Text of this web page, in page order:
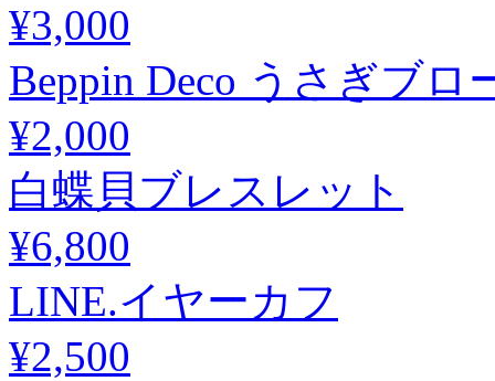
¥3,000
Beppin Deco うさぎブロ
¥2,000
白蝶貝ブレスレット
¥6,800
LINE.イヤーカフ
¥2,500